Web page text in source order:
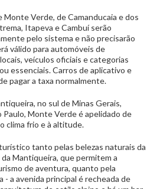
Verde, de Camanducaia e dos
Itapeva e Cambuí serão
pelo sistema e não precisarão
válido para automóveis de
veículos oficiais e categorias
essenciais. Carros de aplicativo e
pagar a taxa normalmente.
no sul de Minas Gerais,
Paulo, Monte Verde é apelidado de
clima frio e à altitude.
tanto pelas belezas naturais da
Mantiqueira, que permitem a
de aventura, quanto pela
a avenida principal é recheada de